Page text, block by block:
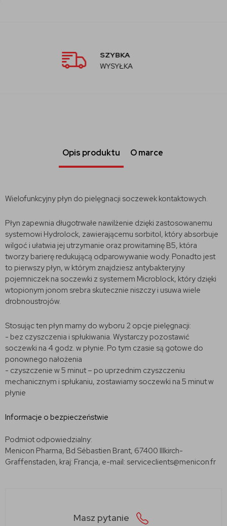
Opis produktu O marce
Wielofunkcyjny płyn do pielęgnacji soczewek kontaktowych.
Płyn zapewnia długotrwałe nawilżenie dzięki zastosowanemu
systemowi Hydrolock, zawierającemu sorbitol, który absorbuje
wilgoć i ułatwia jej utrzymanie oraz prowitaminę B5, która
tworzy barierę redukującą odparowywanie wody. Ponadto jest
to pierwszy płyn, w którym znajdziesz antybakteryjny
pojemniczek na soczewki z systemem Microblock, który dzięki
wtopionym jonom srebra skutecznie niszczy i usuwa wiele
drobnoustrojów.
Stosując ten płyn mamy do wyboru 2 opcje pielęgnacji:
- bez czyszczenia i spłukiwania. Wystarczy pozostawić
soczewki na 4 godz. w płynie. Po tym czasie są gotowe do
ponownego nałożenia
- czyszczenie w 5 minut – po uprzednim czyszczeniu
mechanicznym i spłukaniu, zostawiamy soczewki na 5 minut w
płynie
Informacje o bezpieczeństwie
Podmiot odpowiedzialny:
Menicon Pharma, Bd Sébastien Brant, 67400 Illkirch-
Graffenstaden, kraj: Francja, e-mail: serviceclients@menicon.fr
Masz pytanie